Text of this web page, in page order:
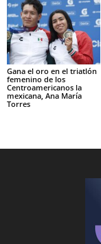
Gana el oro en el triatlón
femenino de los
Centroamericanos la
mexicana, Ana María
Torres